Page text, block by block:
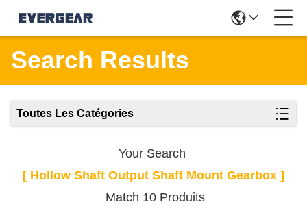
Search Results
Toutes Les Catégories
Your Search
[ Hollow Shaft Output Shaft Mount Gearbox ]
Match 10 Produits